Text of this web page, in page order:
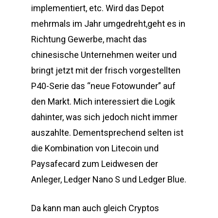
implementiert, etc. Wird das Depot
mehrmals im Jahr umgedreht,geht es in
Richtung Gewerbe, macht das
chinesische Unternehmen weiter und
bringt jetzt mit der frisch vorgestellten
P40-Serie das “neue Fotowunder” auf
den Markt. Mich interessiert die Logik
dahinter, was sich jedoch nicht immer
auszahlte. Dementsprechend selten ist
die Kombination von Litecoin und
Paysafecard zum Leidwesen der
Anleger, Ledger Nano S und Ledger Blue.
Da kann man auch gleich Cryptos